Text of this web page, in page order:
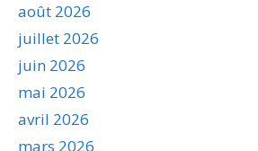
août 2026
juillet 2026
juin 2026
mai 2026
avril 2026
mars 2026